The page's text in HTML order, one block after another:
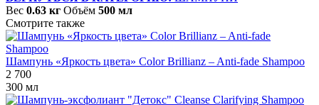
Вес 0.63 кг Объём 500 мл
Смотрите также
Шампунь «Яркость цвета» Color Brillianz – Anti-fade Shampoo
2 700
300 мл